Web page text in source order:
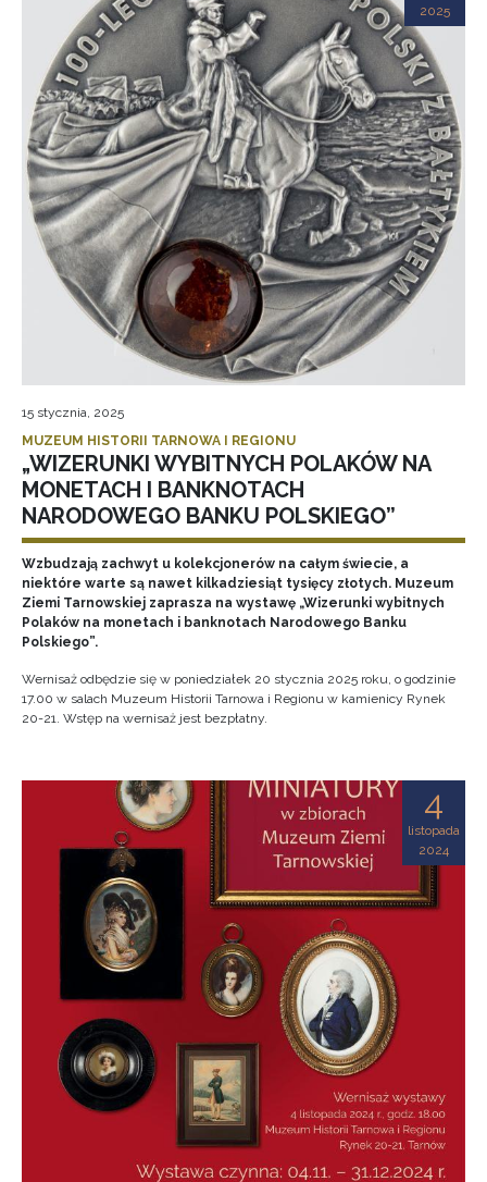
2025
15 stycznia, 2025
MUZEUM HISTORII TARNOWA I REGIONU
„WIZERUNKI WYBITNYCH POLAKÓW NA
MONETACH I BANKNOTACH
NARODOWEGO BANKU POLSKIEGO”
Wzbudzają zachwyt u kolekcjonerów na całym świecie, a
niektóre warte są nawet kilkadziesiąt tysięcy złotych. Muzeum
Ziemi Tarnowskiej zaprasza na wystawę „Wizerunki wybitnych
Polaków na monetach i banknotach Narodowego Banku
Polskiego”.
Wernisaż odbędzie się w poniedziałek 20 stycznia 2025 roku, o godzinie
17.00 w salach Muzeum Historii Tarnowa i Regionu w kamienicy Rynek
20-21. Wstęp na wernisaż jest bezpłatny.
4
listopada
2024